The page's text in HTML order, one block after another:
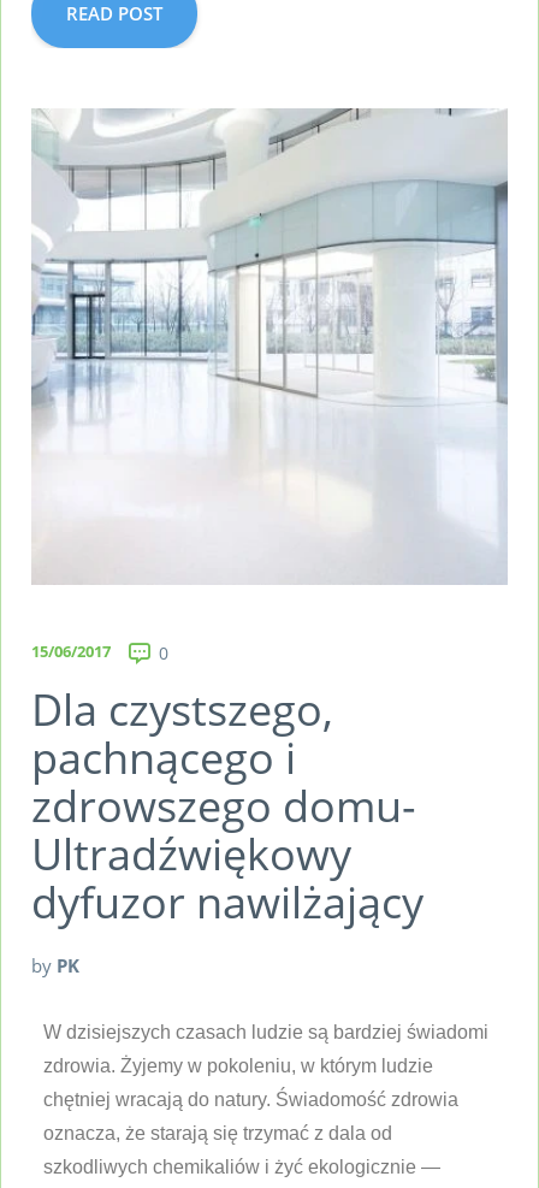
READ POST
15/06/2017 0
Dla czystszego,
pachnącego i
zdrowszego domu-
Ultradźwiękowy
dyfuzor nawilżający
by PK
W dzisiejszych czasach ludzie są bardziej świadomi
zdrowia. Żyjemy w pokoleniu, w którym ludzie
chętniej wracają do natury. Świadomość zdrowia
oznacza, że starają się trzymać z dala od
szkodliwych chemikaliów i żyć ekologicznie —